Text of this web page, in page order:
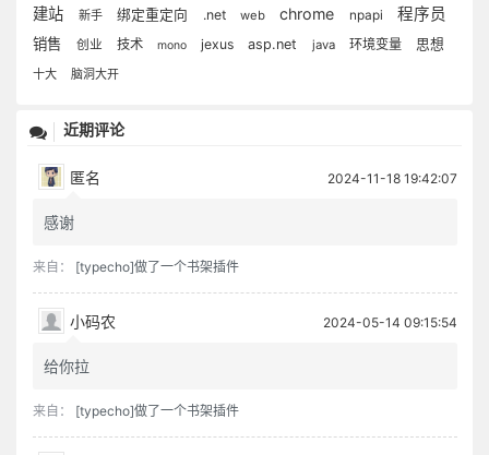
建站 新手 绑定重定向 .net web chrome npapi 程序员
销售 创业 技术 mono jexus asp.net java 环境变量 思想
十大 脑洞大开
近期评论
匿名 2024-11-18 19:42:07
感谢
来自： [typecho]做了一个书架插件
小码农 2024-05-14 09:15:54
给你拉
来自： [typecho]做了一个书架插件